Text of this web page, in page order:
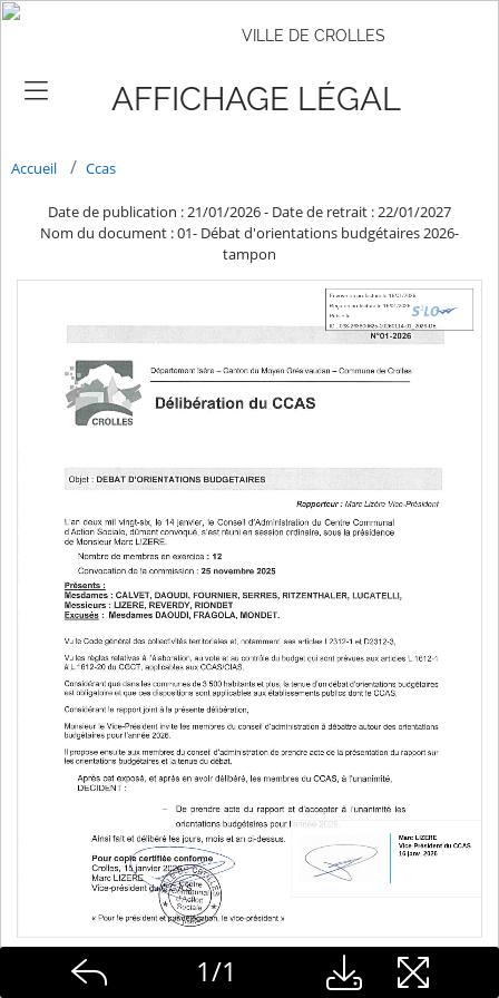
VILLE DE CROLLES
AFFICHAGE LÉGAL
Accueil Ccas
Date de publication : 21/01/2026- Date de retrait : 22/01/2027
Nom du document : 01- Débat d'orientations budgétaires 2026-
tampon
1/1